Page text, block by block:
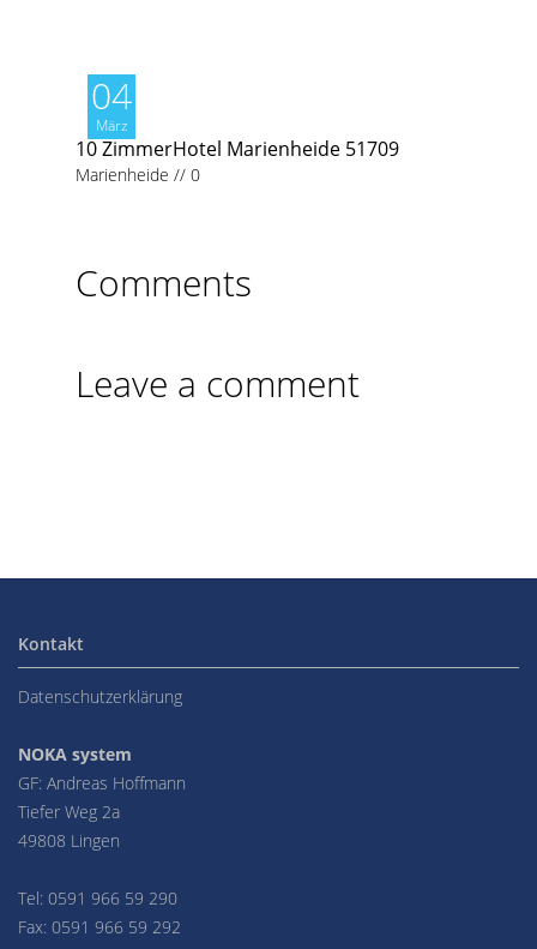
04
März
10 ZimmerHotel Marienheide 51709
Marienheide // 0
Comments
Leave a comment
Kontakt
Datenschutzerklärung
NOKA system
GF: Andreas Hoffmann
Tiefer Weg 2a
49808 Lingen
Tel: 0591 966 59 290
Fax: 0591 966 59 292